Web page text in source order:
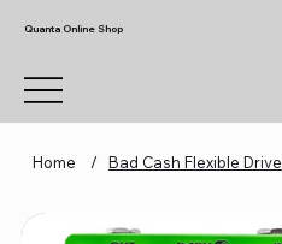
Quanta Online Shop
Home / Bad Cash Flexible Drive